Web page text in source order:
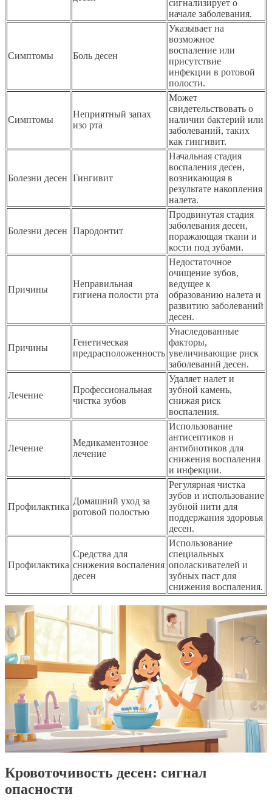
сигнализирует о
начале заболевания.
Симптомы Боль десен
Указывает на
возможное
воспаление или
присутствие
инфекции в ротовой
полости.
Симптомы
Неприятный запах
изо рта
Может
свидетельствовать о
наличии бактерий или
заболеваний, таких
как гингивит.
Болезни десен Гингивит
Начальная стадия
воспаления десен,
возникающая в
результате накопления
налета.
Болезни десен Пародонтит
Продвинутая стадия
заболевания десен,
поражающая ткани и
кости под зубами.
Причины
Неправильная
гигиена полости рта
Недостаточное
очищение зубов,
ведущее к
образованию налета и
развитию заболеваний
десен.
Причины
Генетическая
предрасположенность
Унаследованные
факторы,
увеличивающие риск
заболеваний десен.
Лечение
Профессиональная
чистка зубов
Удаляет налет и
зубной камень,
снижая риск
воспаления.
Лечение
Медикаментозное
лечение
Использование
антисептиков и
антибиотиков для
снижения воспаления
и инфекции.
Профилактика
Домашний уход за
ротовой полостью
Регулярная чистка
зубов и использование
зубной нити для
поддержания здоровья
десен.
Профилактика
Средства для
снижения воспаления
десен
Использование
специальных
ополаскивателей и
зубных паст для
снижения воспаления.
Кровоточивость десен: сигнал
опасности